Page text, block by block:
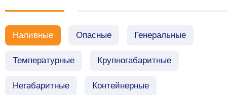
Наливные Опасные Генеральные
Температурные Крупногабаритные
Негабаритные Контейнерные